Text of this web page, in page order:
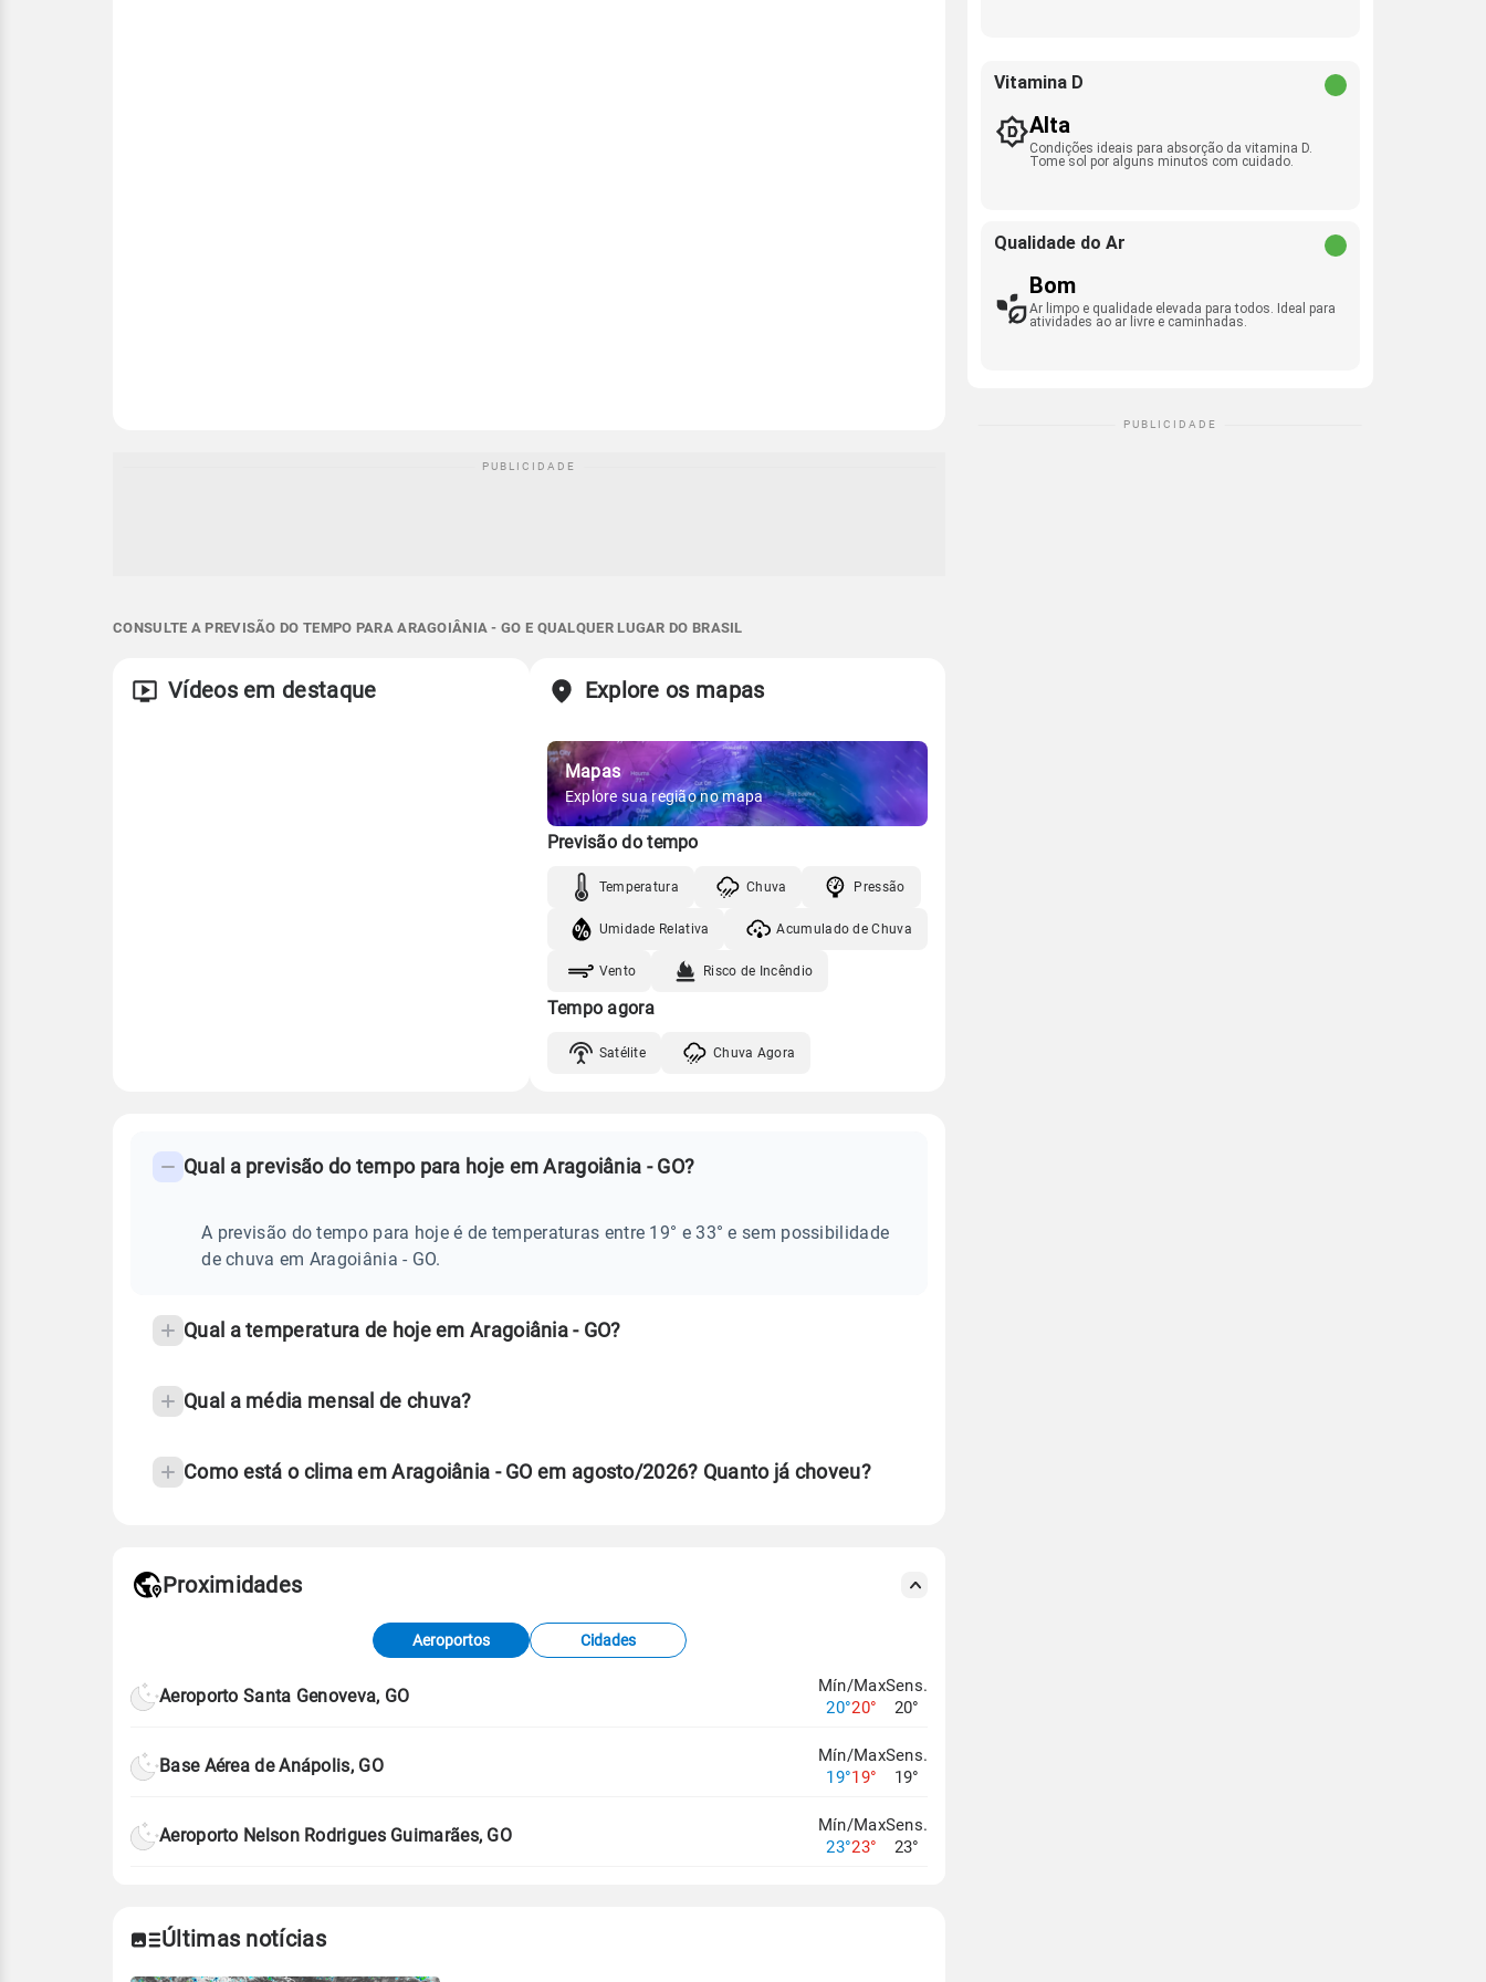
CONSULTE A PREVISÃO DO TEMPO PARA ARAGOIÂNIA - GO E QUALQUER LUGAR DO BRASIL
Vídeos em destaque Explore os mapas
Mapas
Explore sua região no mapa
Previsão do tempo
Temperatura Chuva Pressão
Umidade Relativa Acumulado de Chuva
Vento Risco de Incêndio
Tempo agora
Satélite Chuva Agora
PREVISÃO
ARAGOIÂNIA
frequentes
temperatura
Qual a previsão do tempo para hoje em Aragoiânia - GO?
A previsão do tempo para hoje é de temperaturas entre 19° e 33° e sem possibilidade
de chuva em Aragoiânia - GO.
Qual a temperatura de hoje em Aragoiânia - GO?
Qual a média mensal de chuva?
Como está o clima em Aragoiânia - GO em agosto/2026? Quanto já choveu?
de Tempo e Estudos Climáticos (CPTEC).
Proximidades
Aeroportos Cidades
Aeroporto Santa Genoveva, GO
Mín/Max
20°20°
Sens.
20°
Base Aérea de Anápolis, GO
Mín/Max
19°19°
Sens.
19°
Aeroporto Nelson Rodrigues Guimarães, GO
Mín/Max
23°23°
Sens.
23°
Últimas notícias
Vitamina D
Alta
Condições ideais para absorção da vitamina D.
Tome sol por alguns minutos com cuidado.
Qualidade do Ar
Bom
Ar limpo e qualidade elevada para todos. Ideal para
atividades ao ar livre e caminhadas.